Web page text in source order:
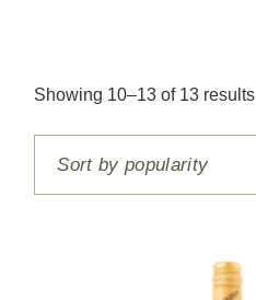
Showing 10–13 of 13 results
Sort by popularity